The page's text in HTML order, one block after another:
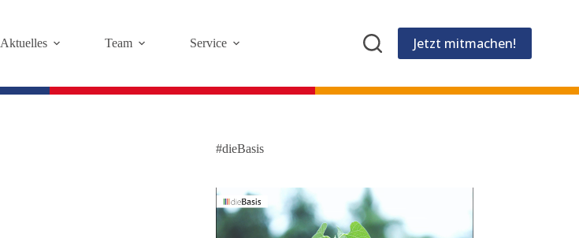
Aktuelles Team Service Jetzt mitmachen!
#dieBasis